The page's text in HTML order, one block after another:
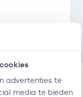
advertenties te
media te bieden